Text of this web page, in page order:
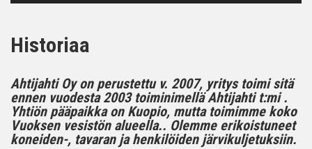
Historiaa
Ahtijahti Oy on perustettu v. 2007, yritys toimi sitä
ennen vuodesta 2003 toiminimellä Ahtijahti t:mi .
Yhtiön pääpaikka on Kuopio, mutta toimimme koko
Vuoksen vesistön alueella.. Olemme erikoistuneet
koneiden-, tavaran ja henkilöiden järvikuljetuksiin.